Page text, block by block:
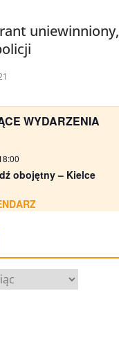
uniewinniony,
WYDARZENIA
obojętny – Kielce